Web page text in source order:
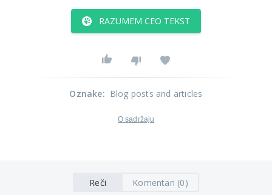
RAZUMEM CEO TEKST
Oznake: Blog posts and articles
O sadržaju
Reči Komentari (0)